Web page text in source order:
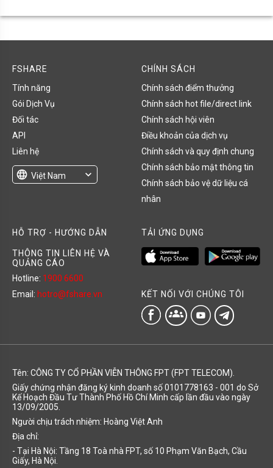
FSHARE
Tính năng
Gói Dịch Vụ
Đối tác
API
Liên hệ
language Việt Nam
expand_more
CHÍNH SÁCH
Chính sách điểm thưởng
Chính sách hot file/direct link
Chính sách hội viên
Điều khoản của dịch vụ
Chính sách và quy định chung
Chính sách bảo mật thông tin
Chính sách bảo vệ dữ liệu cá
nhân
HỖ TRỢ - HƯỚNG DẪN
THÔNG TIN LIÊN HỆ VÀ
QUẢNG CÁO
Hotline: 1900 6600
Email: hotro@fshare.vn
TẢI ỨNG DỤNG
KẾT NỐI VỚI CHÚNG TÔI
groups
Tên: CÔNG TY CỔ PHẦN VIỄN THÔNG FPT (FPT TELECOM).
Giấy chứng nhận đăng ký kinh doanh số 0101778163 - 001 do Sở
Kế Hoạch Đầu Tư Thành Phố Hồ Chí Minh cấp lần đầu vào ngày
13/09/2005.
Người chịu trách nhiệm: Hoàng Việt Anh
Địa chỉ:
- Tại Hà Nội: Tầng 18 Toà nhà FPT, số 10 Phạm Văn Bạch, Cầu
Giấy, Hà Nội.